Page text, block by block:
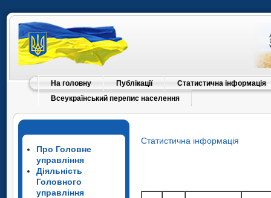
На головну Публікації
Статистична інформація
Всеукраїнський перепис населення
Про Головне
управління
Діяльність
Головного
управління
Статистична інформація